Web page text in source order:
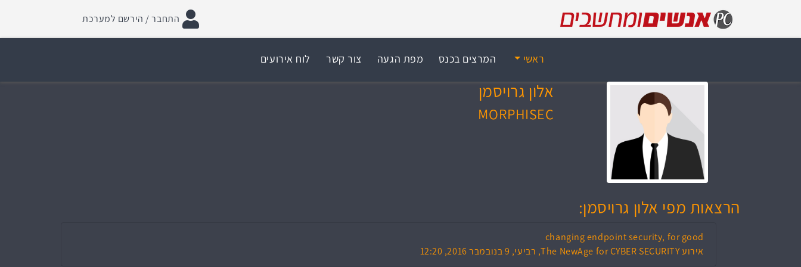
התחבר / הירשם למערכת
ראשי המרצים בכנס מפת הגעה צור קשר לוח אירועים
אלון גרויסמן
MORPHISEC
הרצאות מפי אלון גרויסמן:
changing endpoint security, for good
אירוע The NewAge for CYBER SECURITY, רביעי, 9 בנובמבר 2016, 12:20